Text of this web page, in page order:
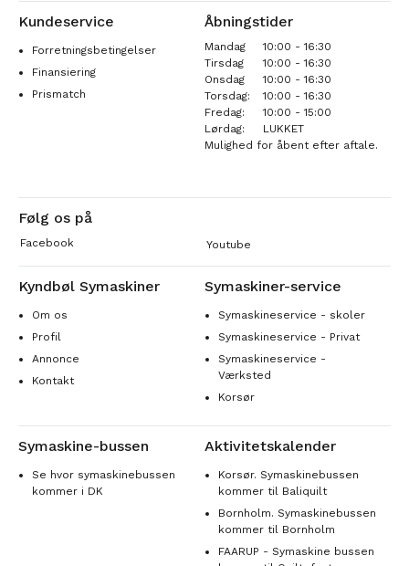
Kundeservice
Forretningsbetingelser
Finansiering
Prismatch
Åbningstider
Mandag
10:00 - 16:30
Tirsdag
10:00 - 16:30
Onsdag
10:00 - 16:30
Torsdag:
10:00 - 16:30
Fredag:
10:00 - 15:00
Lørdag:
LUKKET
Mulighed for åbent efter aftale.
Følg os på
Facebook Youtube
Kyndbøl Symaskiner
Om os
Profil
Annonce
Kontakt
Symaskiner-service
Symaskineservice - skoler
Symaskineservice - Privat
Symaskineservice -
Værksted
Korsør
Symaskine-bussen
Se hvor symaskinebussen
kommer i DK
Aktivitetskalender
Korsør. Symaskinebussen
kommer til Baliquilt
Bornholm. Symaskinebussen
kommer til Bornholm
FAARUP - Symaskine bussen